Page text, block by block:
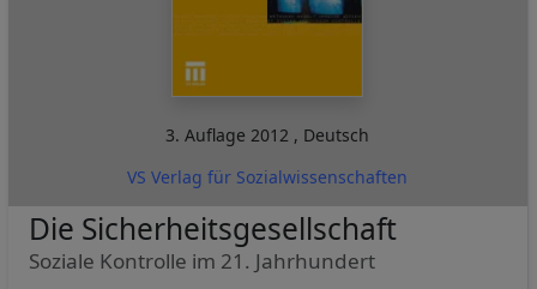
3. Auflage 2012 , Deutsch
VS Verlag für Sozialwissenschaften
Die Sicherheitsgesellschaft
Soziale Kontrolle im 21. Jahrhundert